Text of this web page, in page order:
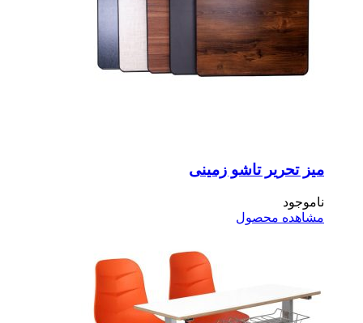
تحریر تاشو زمینی
محصول